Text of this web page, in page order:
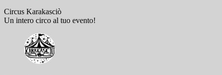
Circus Karakasciò
Un intero circo al tuo evento!